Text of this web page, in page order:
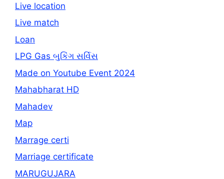
Live location
Live match
Loan
LPG Gas બુકિંગ સર્વિસ
Made on Youtube Event 2024
Mahabharat HD
Mahadev
Map
Marrage certi
Marriage certificate
MARUGUJARA